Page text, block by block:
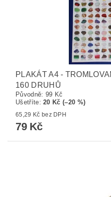
PLAKÁT A4 -
160 DRUHŮ
Původně: 99 Kč
Ušetříte:20 Kč (–20 %)
65,29 Kč bez DPH
79 Kč